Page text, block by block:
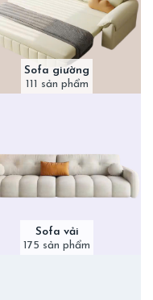
Sofa giường
111 sản phẩm
Sofa vải
175 sản phẩm